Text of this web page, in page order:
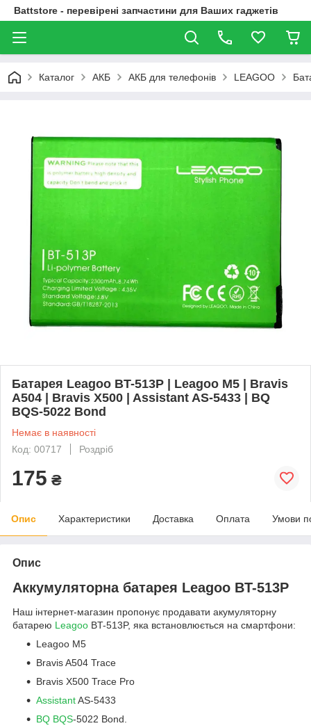
Battstore - перевірені запчастини для Ваших гаджетів
Каталог АКБ АКБ для телефонів LEAGOO
Батарея Leagoo BT-513P | Leagoo M5 | Bravis
A504 | Bravis X500 | Assistant AS-5433 | BQ
BQS-5022 Bond
Немає в наявності
Код: 00717
Роздріб
175 ₴
Опис Характеристики Доставка Оплата Умови
Опис
Аккумуляторна батарея Leagoo BT-513P
Наш інтернет-магазин пропонує продавати акумуляторну
батарею Leagoo BT-513P, яка встановлюється на смартфони:
Leagoo M5
Bravis A504 Trace
Bravis X500 Trace Pro
AssistantAS-5433
BQ BQS-5022 Bond.